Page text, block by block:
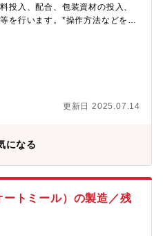
投入、配合、包装資材の投入、
を行います。*操作方法などを習
*包装機はピロー包装機、結袋式
機などがあります。・ヒートシ
み作業、全体清掃等*食品安全に
及びHACCP)に沿って製造を
更新日 2025.07.14
になる
ートミール）の製造／残